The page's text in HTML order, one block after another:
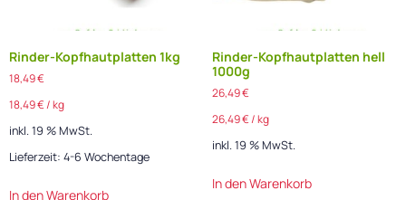
Rinder-Kopfhautplatten 1kg
18,49€
18,49€/kg
inkl. 19 % MwSt.
Lieferzeit: 4-6 Wochentage
In den Warenkorb
Rinder-Kopfhautplatten hell
1000g
26,49€
26,49€/kg
inkl. 19 % MwSt.
In den Warenkorb